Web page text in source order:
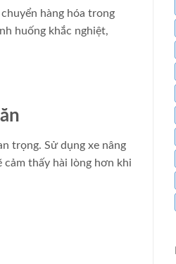
hàng hóa trong
huống khắc nghiệt,
trọng. Sử dụng xe nâng
cảm thấy hài lòng hơn khi